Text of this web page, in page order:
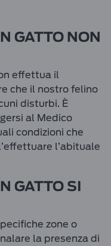
GATTO NON
effettua il
che il nostro felino
disturbi. È
al Medico
condizioni che
l’abituale
GATTO SI
zone o
la presenza di